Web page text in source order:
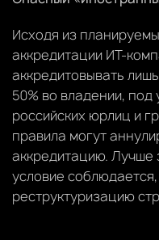
Исходя из
аккредитации ИТ-
аккредитовывать
50% во владении,
российских юрлиц и
правила могут
аккредитацию. Лучше
условие
реструктуризацию